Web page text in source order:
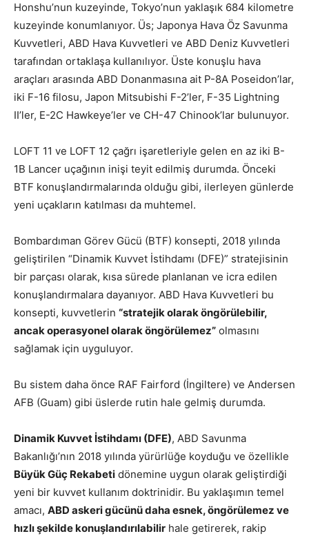
Honshu’nun kuzeyinde, Tokyo’nun yaklaşık 684 kilometre
kuzeyinde konumlanıyor. Üs; Japonya Hava Öz Savunma
Kuvvetleri, ABD Hava Kuvvetleri ve ABD Deniz Kuvvetleri
tarafından ortaklaşa kullanılıyor. Üste konuşlu hava
araçları arasında ABD Donanmasına ait P-8A Poseidon’lar,
iki F-16 filosu, Japon Mitsubishi F-2’ler, F-35 Lightning
II’ler, E-2C Hawkeye’ler ve CH-47 Chinook’lar bulunuyor.
LOFT 11 ve LOFT 12 çağrı işaretleriyle gelen en az iki B-
1B Lancer uçağının inişi teyit edilmiş durumda. Önceki
BTF konuşlandırmalarında olduğu gibi, ilerleyen günlerde
yeni uçakların katılması da muhtemel.
Bombardıman Görev Gücü (BTF) konsepti, 2018 yılında
geliştirilen “Dinamik Kuvvet İstihdamı (DFE)” stratejisinin
bir parçası olarak, kısa sürede planlanan ve icra edilen
konuşlandırmalara dayanıyor. ABD Hava Kuvvetleri bu
konsepti, kuvvetlerin “stratejik olarak öngörülebilir,
ancak operasyonel olarak öngörülemez” olmasını
sağlamak için uyguluyor.
Bu sistem daha önce RAF Fairford (İngiltere) ve Andersen
AFB (Guam) gibi üslerde rutin hale gelmiş durumda.
Dinamik Kuvvet İstihdamı (DFE), ABD Savunma
Bakanlığı’nın 2018 yılında yürürlüğe koyduğu ve özellikle
Büyük Güç Rekabeti dönemine uygun olarak geliştirdiği
yeni bir kuvvet kullanım doktrinidir. Bu yaklaşımın temel
amacı, ABD askeri gücünü daha esnek, öngörülemez ve
hızlı şekilde konuşlandırılabilir hale getirerek, rakip